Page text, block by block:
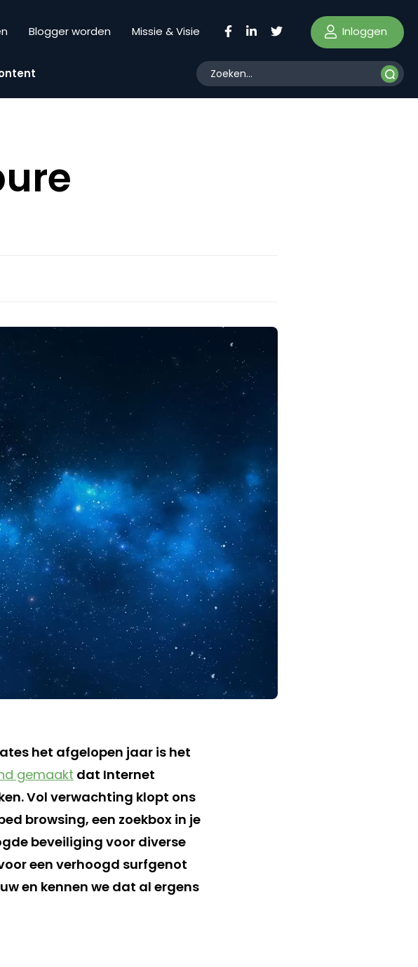
Blogger worden Missie & Visie Inloggen
het afgelopen jaar is het
gemaakt dat Internet
Vol verwachting klopt ons
browsing, een zoekbox in je
beveiliging voor diverse
een verhoogd surfgenot
en kennen we dat al ergens